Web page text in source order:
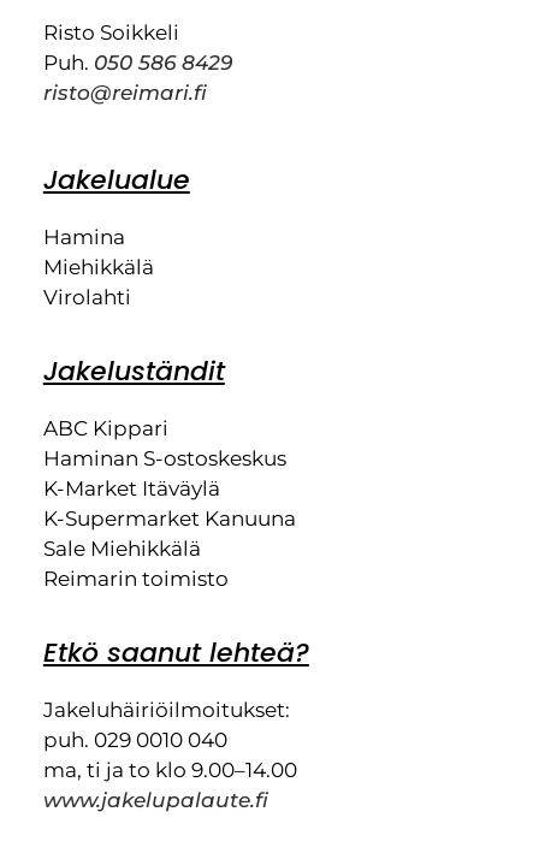
Risto Soikkeli
Puh. 050 586 8429
risto@reimari.fi
Jakelualue
Hamina
Miehikkälä
Virolahti
Jakeluständit
ABC Kippari
Haminan S-ostoskeskus
K-Market Itäväylä
K-Supermarket Kanuuna
Sale Miehikkälä
Reimarin toimisto
Etkö saanut lehteä?
Jakeluhäiriöilmoitukset:
puh. 029 0010 040
ma, ti ja to klo 9.00–14.00
www.jakelupalaute.fi